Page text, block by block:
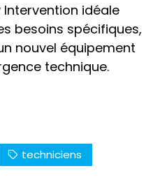
Intervention idéale
besoins spécifiques,
nouvel équipement
technique.
techniciens